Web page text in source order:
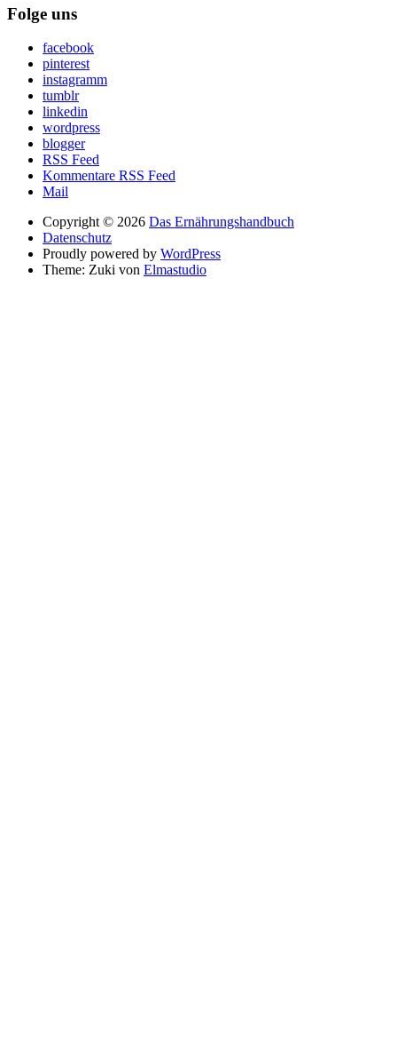
Folge uns
facebook
pinterest
instagramm
tumblr
linkedin
wordpress
blogger
RSS Feed
Kommentare RSS Feed
Mail
Copyright © 2026 Das Ernährungshandbuch
Datenschutz
Proudly powered by WordPress
Theme: Zuki von Elmastudio